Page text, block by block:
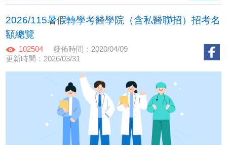
2026/115暑假轉學考醫學院（含私醫聯招）招考名
額總覽
102504
發佈時間：2020/04/09
更新時間：2026/03/31